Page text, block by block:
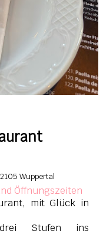
Wuppertal
Öffnungszeiten
mit Glück in
Stufen ins